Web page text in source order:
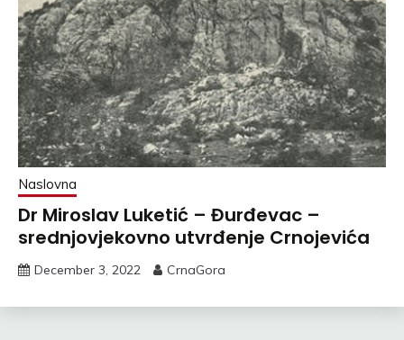
Naslovna
Dr Miroslav Luketić – Đurđevac –
srednjovjekovno utvrđenje Crnojevića
December 3, 2022 CrnaGora